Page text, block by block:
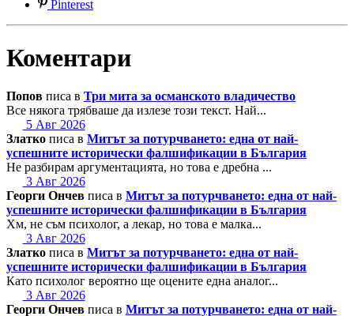
Pinterest
Коментари
Попов писа в Три мита за османското владичество
Все някога трябваше да излезе този текст. Най...
5 Авг 2026
Златко писа в Митът за потурчването: една от най-
успешните исторически фалшификации в България
Не разбирам аргументацията, но това е дребна ...
3 Авг 2026
Георги Ончев писа в Митът за потурчването: една от най-
успешните исторически фалшификации в България
Хм, не съм психолог, а лекар, но това е малка...
3 Авг 2026
Златко писа в Митът за потурчването: една от най-
успешните исторически фалшификации в България
Като психолог вероятно ще оцените една аналог...
3 Авг 2026
Георги Ончев писа в Митът за потурчването: една от най-